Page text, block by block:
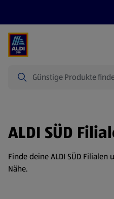
ALDI SÜD
Finde deine ALDI SÜD
Nähe.